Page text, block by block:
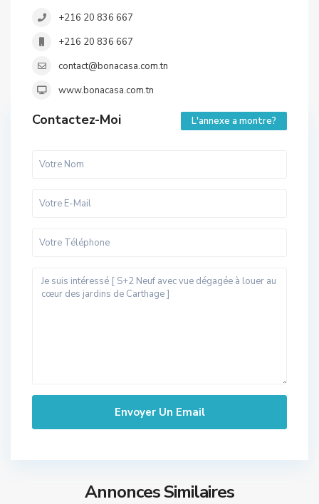
+216 20 836 667
+216 20 836 667
contact@bonacasa.com.tn
www.bonacasa.com.tn
Contactez-Moi L'annexe a montre?
Annonces Similaires